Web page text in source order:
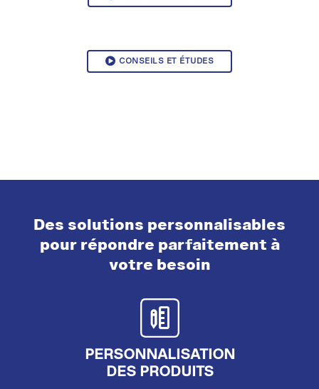
CONSEILS ET ÉTUDES
Des solutions personnalisables
pour répondre parfaitement à
votre besoin
PERSONNALISATION
DES PRODUITS